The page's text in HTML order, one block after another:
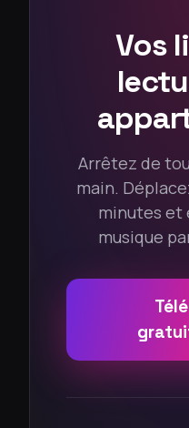
Vos
Arrêtez de
main.
minutes et
musique